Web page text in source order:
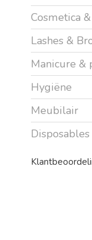
Cosmetica
Lashes &
Manicure &
Hygiëne
Meubilair
Disposables